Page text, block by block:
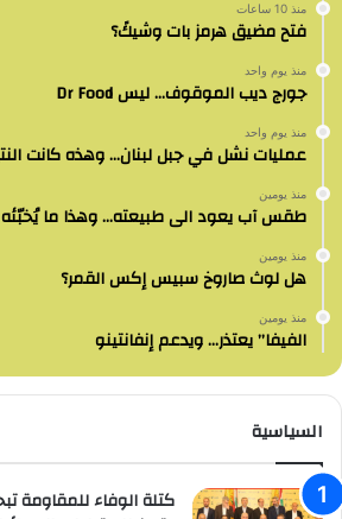
منذ 10 ساعات
فتح مضيق هرمز بات وشيكً؟
منذ يوم واحد
جورج ديب الموقوف… ليس Dr Food
منذ يوم واحد
عمليات نشل في جبل لبنان… وهذه كانت
منذ يومين
طقس آب يعود الى طبيعته… وهذا ما يُخبّئه
منذ يومين
هل لوث صاروخ سبيس إكس القمر؟
منذ يومين
الفيفا” يعتذر… ويدعم إنفانتينو
السياسية
كتلة الوفاء للمقاومة